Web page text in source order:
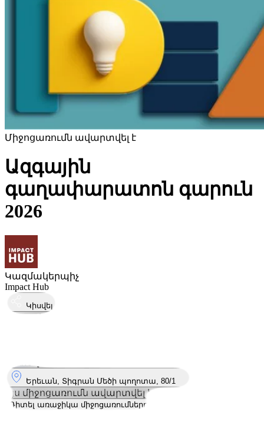
Միջոցառումն ավարտվել է
Ազգային
գաղափարատոն գարուն
2026
Կազմակերպիչ
Impact Hub
Կիսվել
Կայացել է
Երեւան, Տիգրան Մեծի պողոտա, 80/1
Այս միջոցառումն ավարտվել է
Դիտել առաջիկա միջոցառումները